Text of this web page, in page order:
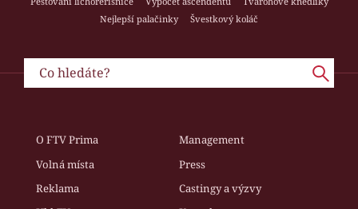
Nejlepší palačinky
Švestkový koláč
O FTV Prima
Management
Volná místa
Press
Reklama
Castingy a výzvy